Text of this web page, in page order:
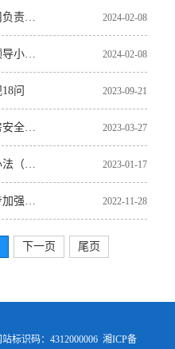
自然资源部矿产资源保护监督司负责人解读​《矿产资源开发利用水平调查评估办法（试行）》 2024-02-08
自然资源部网络安全和信息化领导小组办公室负责人解读《自然资源数字化治理能力提升总体方案》 2024-02-08
问 2023-09-21
《贯彻落实〈湖南省居民自建房安全管理若干规定〉的实施措施》政策解读 2023-03-27
《自然资源调查监测成果管理办法（试行）》解读 2023-01-17
《湖南省自然资源厅关于进一步加强临时用地管理有关问题的通知》政策解读 2022-11-28
下一页 尾页
标识码：4312000006湘ICP备